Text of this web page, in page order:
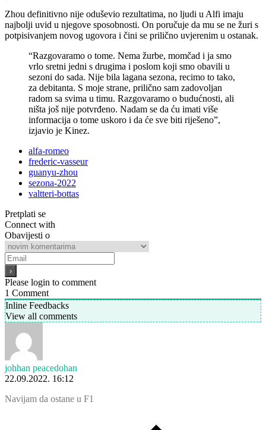
Zhou definitivno nije oduševio rezultatima, no ljudi u Alfi imaju
najbolji uvid u njegove sposobnosti. On poručuje da mu se ne žuri s
potpisivanjem novog ugovora i čini se prilično uvjerenim u ostanak.
“Razgovaramo o tome. Nema žurbe, momčad i ja smo
vrlo sretni jedni s drugima i poslom koji smo obavili u
sezoni do sada. Nije bila lagana sezona, recimo to tako,
za debitanta. S moje strane, prilično sam zadovoljan
radom sa svima u timu. Razgovaramo o budućnosti, ali
ništa još nije potvrđeno. Nadam se da ću imati više
informacija o tome uskoro i da će sve biti riješeno”,
izjavio je Kinez.
alfa-romeo
frederic-vasseur
guanyu-zhou
sezona-2022
valtteri-bottas
Pretplati se
Connect with
Obavijesti o
Please login to comment
1 Comment
Inline Feedbacks
View all comments
johhan peacedohan
22.09.2022. 16:12
Navijam da ostane u F1